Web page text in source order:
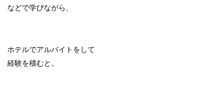
などで学びながら、
ホテルでアルバイトをして
経験を積むと。